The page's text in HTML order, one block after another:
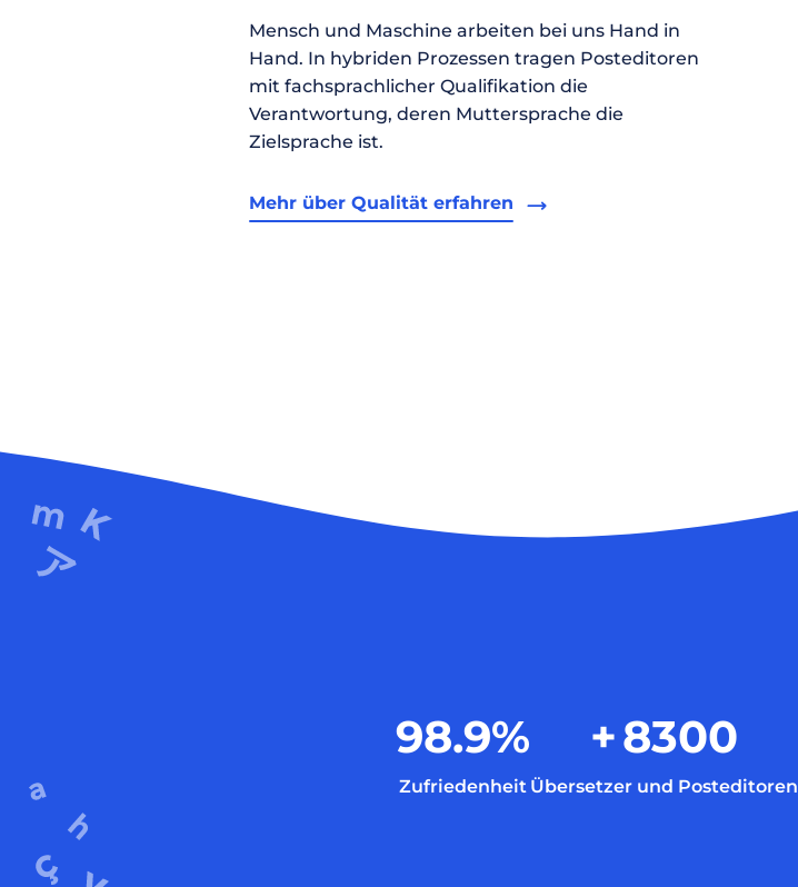
Mensch und Maschine arbeiten bei uns Hand in
Hand. In hybriden Prozessen tragen Posteditoren
mit fachsprachlicher Qualifikation die
Verantwortung, deren Muttersprache die
Zielsprache ist.
Mehr über Qualität erfahren
98.9%
Zufriedenheit
+8300
Übersetzer und Posteditoren